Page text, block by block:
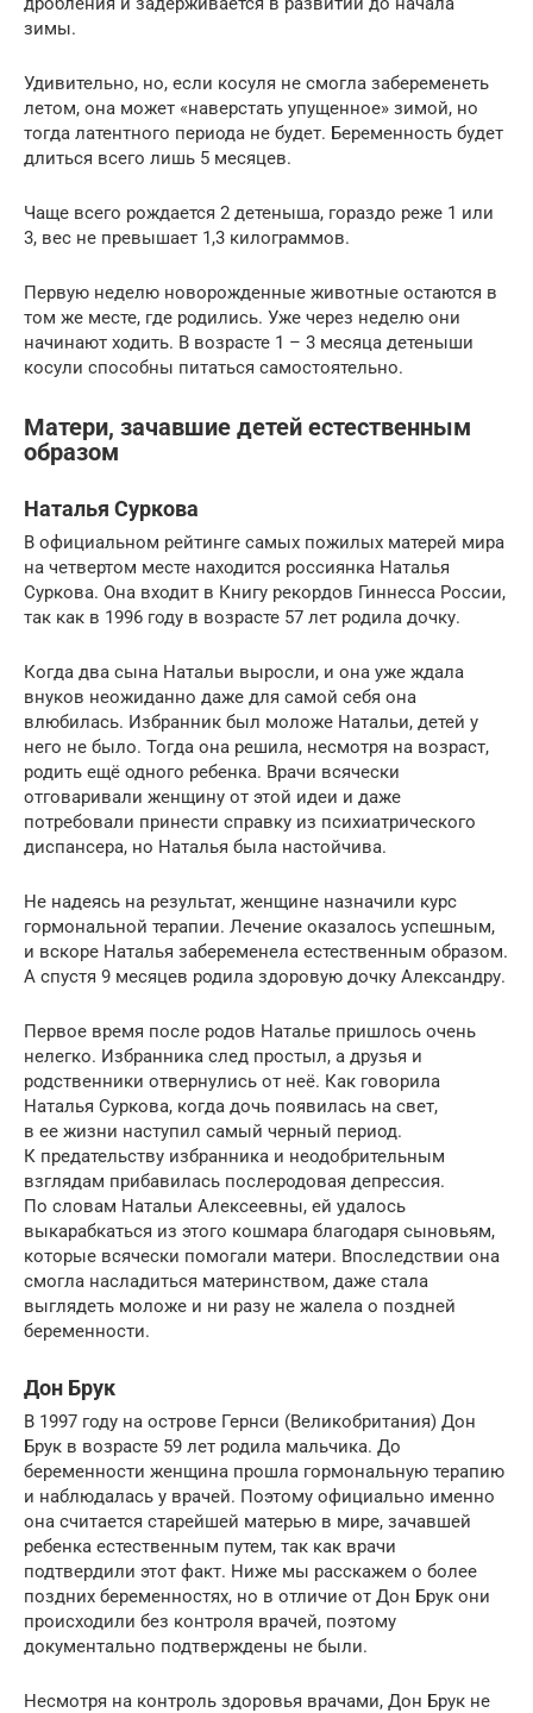
зимы.
Удивительно, но, если косуля не смогла забеременеть
летом, она может «наверстать упущенное» зимой, но
тогда латентного периода не будет. Беременность будет
длиться всего лишь 5 месяцев.
Чаще всего рождается 2 детеныша, гораздо реже 1 или
3, вес не превышает 1,3 килограммов.
Первую неделю новорожденные животные остаются в
том же месте, где родились. Уже через неделю они
начинают ходить. В возрасте 1 – 3 месяца детеныши
косули способны питаться самостоятельно.
Матери, зачавшие детей естественным
образом
Наталья Суркова
В официальном рейтинге самых пожилых матерей мира
на четвертом месте находится россиянка Наталья
Суркова. Она входит в Книгу рекордов Гиннесса России,
так как в 1996 году в возрасте 57 лет родила дочку.
Когда два сына Натальи выросли, и она уже ждала
внуков неожиданно даже для самой себя она
влюбилась. Избранник был моложе Натальи, детей у
него не было. Тогда она решила, несмотря на возраст,
родить ещё одного ребенка. Врачи всячески
отговаривали женщину от этой идеи и даже
потребовали принести справку из психиатрического
диспансера, но Наталья была настойчива.
Не надеясь на результат, женщине назначили курс
гормональной терапии. Лечение оказалось успешным,
и вскоре Наталья забеременела естественным образом.
А спустя 9 месяцев родила здоровую дочку Александру.
Первое время после родов Наталье пришлось очень
нелегко. Избранника след простыл, а друзья и
родственники отвернулись от неё. Как говорила
Наталья Суркова, когда дочь появилась на свет,
в ее жизни наступил самый черный период.
К предательству избранника и неодобрительным
взглядам прибавилась послеродовая депрессия.
По словам Натальи Алексеевны, ей удалось
выкарабкаться из этого кошмара благодаря сыновьям,
которые всячески помогали матери. Впоследствии она
смогла насладиться материнством, даже стала
выглядеть моложе и ни разу не жалела о поздней
беременности.
Дон Брук
В 1997 году на острове Гернси (Великобритания) Дон
Брук в возрасте 59 лет родила мальчика. До
беременности женщина прошла гормональную терапию
и наблюдалась у врачей. Поэтому официально именно
она считается старейшей матерью в мире, зачавшей
ребенка естественным путем, так как врачи
подтвердили этот факт. Ниже мы расскажем о более
поздних беременностях, но в отличие от Дон Брук они
происходили без контроля врачей, поэтому
документально подтверждены не были.
Несмотря на контроль здоровья врачами, Дон Брук не